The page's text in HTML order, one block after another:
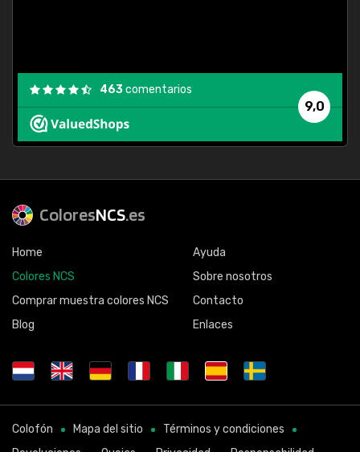
9,0
463comentarios
ColoresNCS.es
Home
Colores NCS
Comprar muestra colores NCS
Blog
Ayuda
Sobre nosotros
Contacto
Enlaces
Colofón Mapa del sitio
Términos y condiciones